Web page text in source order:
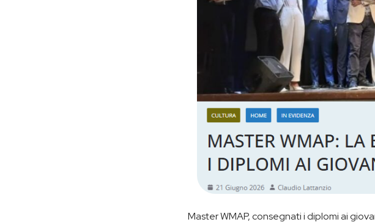
Master WMAP, consegnati i diplomi ai